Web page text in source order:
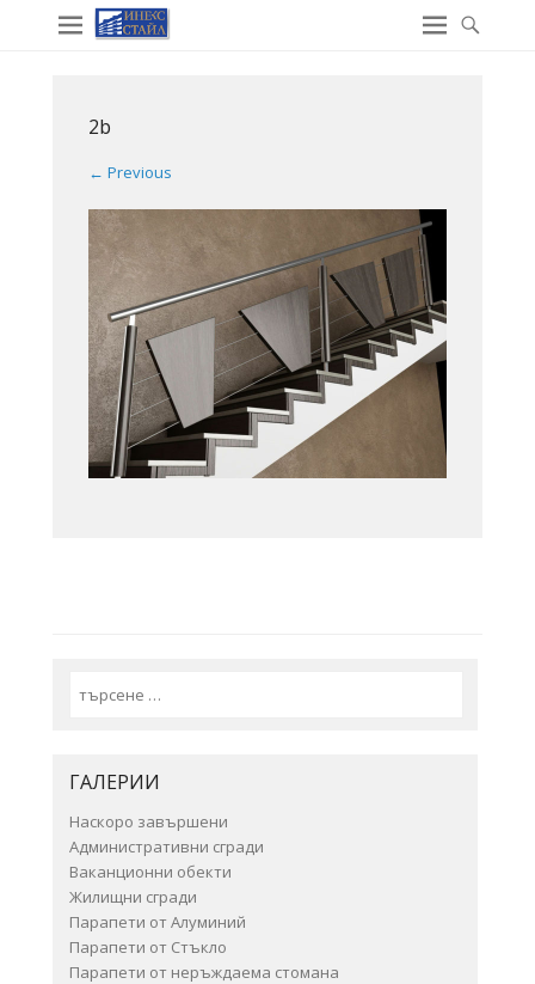
2b
← Previous
ГАЛЕРИИ
Наскоро завършени
Административни сгради
Ваканционни обекти
Жилищни сгради
Парапети от Алуминий
Парапети от Стъкло
Парапети от неръждаема стомана